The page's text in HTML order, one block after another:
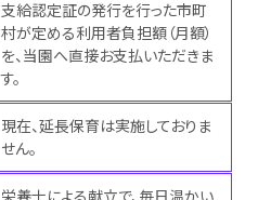
支給認定証の発行を行った市町
村が定める利用者負担額（月額）
を、当園へ直接お支払いただきま
す。
現在、延長保育は実施しておりま
せん。
栄養士による献立で、毎日温かい